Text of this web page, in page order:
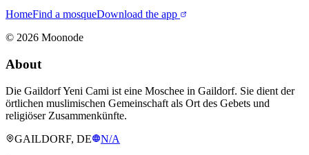
HomeFind a mosqueDownload the app
© 2026 Moonode
About
Die Gaildorf Yeni Cami ist eine Moschee in Gaildorf. Sie dient der
örtlichen muslimischen Gemeinschaft als Ort des Gebets und
religiöser Zusammenkünfte.
GAILDORF, DE
N/A